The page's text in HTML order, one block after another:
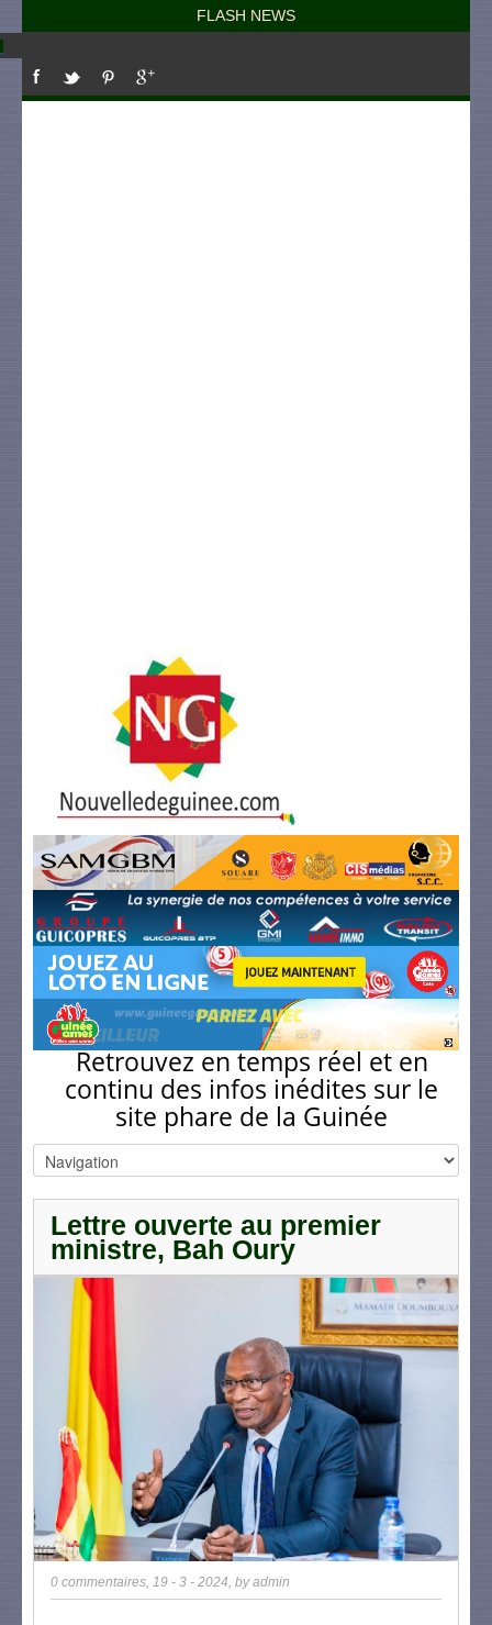
FLASH NEWS
Retrouvez en temps réel et en
continu des infos inédites sur le
site phare de la Guinée
Lettre ouverte au premier
ministre, Bah Oury
0 commentaires 19 - 3 - 2024 , byadmin